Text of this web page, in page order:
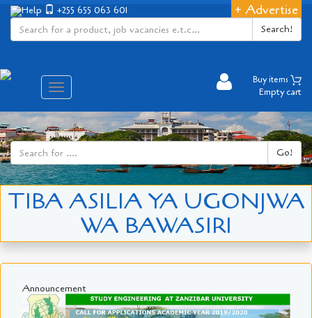
+ Advertise
Help
+255 655 063 601
Search!
Aina
ya
matembezi
Buy items
Empty cart
Go!
TIBA ASILIA YA UGONJWA
WA BAWASIRI
Announcement